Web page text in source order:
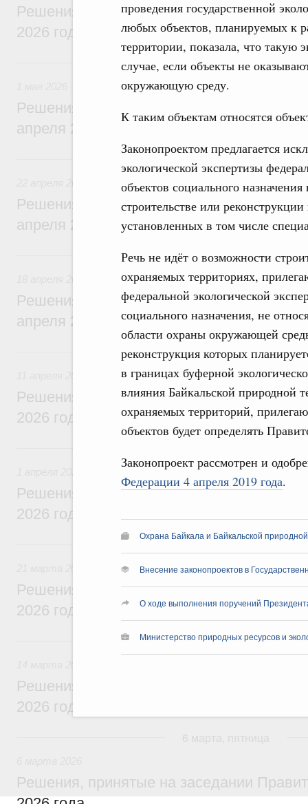
проведения государственной
любых объектов, планируемых к
территории, показала, что такую
случае, если объекты не
окружающую среду.
К таким объектам относятся
Законопроектом предлагается
экологической экспертизы
объектов социального
строительстве или
установленных в том числе
Речь не идёт о возможности
охраняемых территориях,
федеральной экологической
социального назначения, не
области охраны окружающей
реконструкция которых
в границах буферной
влияния Байкальской природной
охраняемых территорий,
объектов будет определять
Законопроект рассмотрен и
Федерации 4 апреля 2019 года.
Охрана Байкала и Байкальской
Внесение законопроектов в
О ходе выполнения поручений
Министерство природных ресурсов и
Решения, принятые на заседании
2026 года
1 мая, пятница
Решения, принятые на заседании
апреля 2026 года
22 апреля, среда
Решения, принятые на заседании
апреля 2026 года
18 апреля, суббота
Решения, принятые на заседании
апреля 2026 года
11 апреля, суббота
Решения, принятые на заседании
2026 года
Решения, принятые на заседании
2026 года
21 марта, суббота
Решения, принятые на заседании
2026 года
14 марта, суббота
Решения, принятые на заседании
2026 года
Решения, принятые на заседании